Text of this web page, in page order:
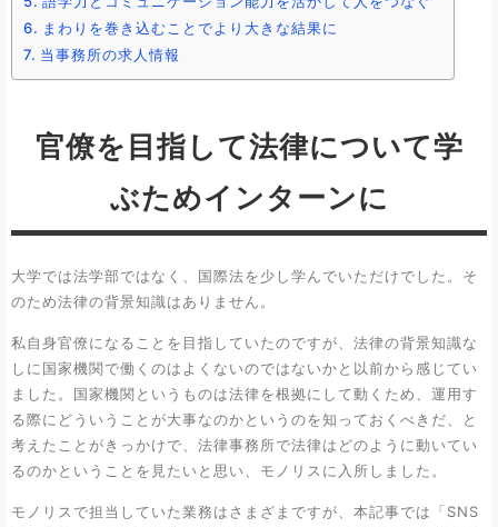
まわりを巻き込むことでより大きな結果に
当事務所の求人情報
官僚を目指して法律について学
ぶためインターンに
大学では法学部ではなく、国際法を少し学んでいただけでした。そ
のため法律の背景知識はありません。
私自身官僚になることを目指していたのですが、法律の背景知識な
しに国家機関で働くのはよくないのではないかと以前から感じてい
ました。国家機関というものは法律を根拠にして動くため、運用す
る際にどういうことが大事なのかというのを知っておくべきだ、と
考えたことがきっかけで、法律事務所で法律はどのように動いてい
るのかということを見たいと思い、モノリスに入所しました。
モノリスで担当していた業務はさまざまですが、本記事では「SNS